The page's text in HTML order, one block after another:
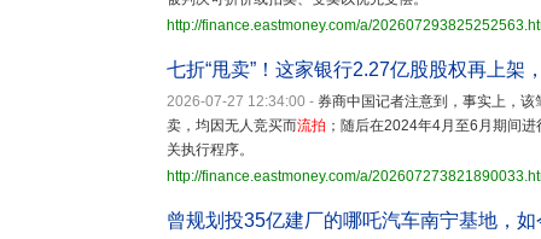
http://finance.eastmoney.com/a/
七折“甩卖”！这家银行2.27亿股股权再上架
2026-07-27 12:34:00 - 券商中国记者注意到，事实上，
卖，均因无人竞买而流拍 ；随后在2024年4月至6月期间
关执行程序。
http://finance.eastmoney.com/a/
曾规划投35亿建厂的哪吒汽车南宁基地，